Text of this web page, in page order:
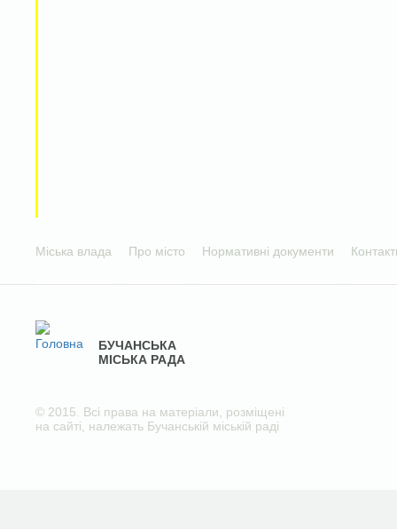
Міська влада Про місто Нормативні документи
БУЧАНСЬКА
МІСЬКА РАДА
© 2015. Всі права на матеріали, розміщені
на сайті, належать Бучанській міській раді